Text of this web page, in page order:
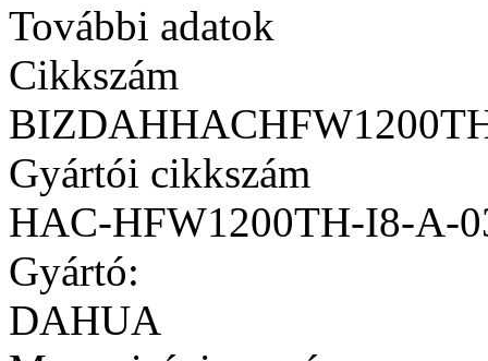
További adatok
Cikkszám
Gyártói cikkszám
HAC-HFW1200TH-I8-A-
Gyártó:
DAHUA